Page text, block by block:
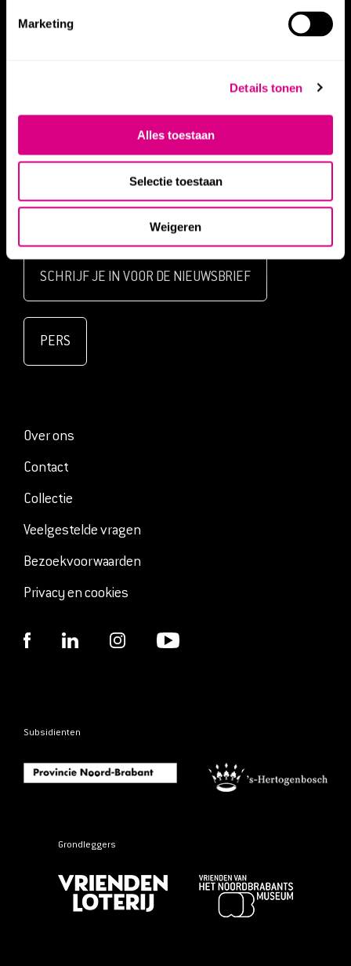
Marketing
Details tonen
Alles toestaan
Selectie toestaan
Weigeren
Waterstraat 16, 5211 JD 's-Hertogenbosch
Dinsdag t/m zondag geopend van 11 tot 17 uur
Alle openingstijden
PLAN JE BEZOEK STEUN HET MUSEUM
SCHRIJF JE IN VOOR DE NIEUWSBRIEF
PERS
Over ons
Contact
Collectie
Veelgestelde vragen
Bezoekvoorwaarden
Privacy en cookies
Subsidienten
Grondleggers